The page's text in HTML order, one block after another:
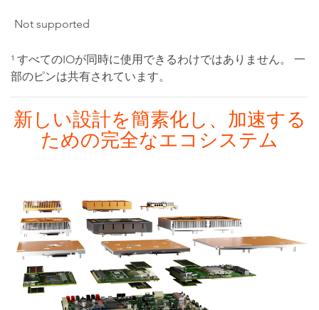
Not supported
¹ すべてのIOが同時に使用できるわけではありません。 一
部のピンは共有されています。
新しい設計を簡素化し、加速する
ための完全なエコシステム